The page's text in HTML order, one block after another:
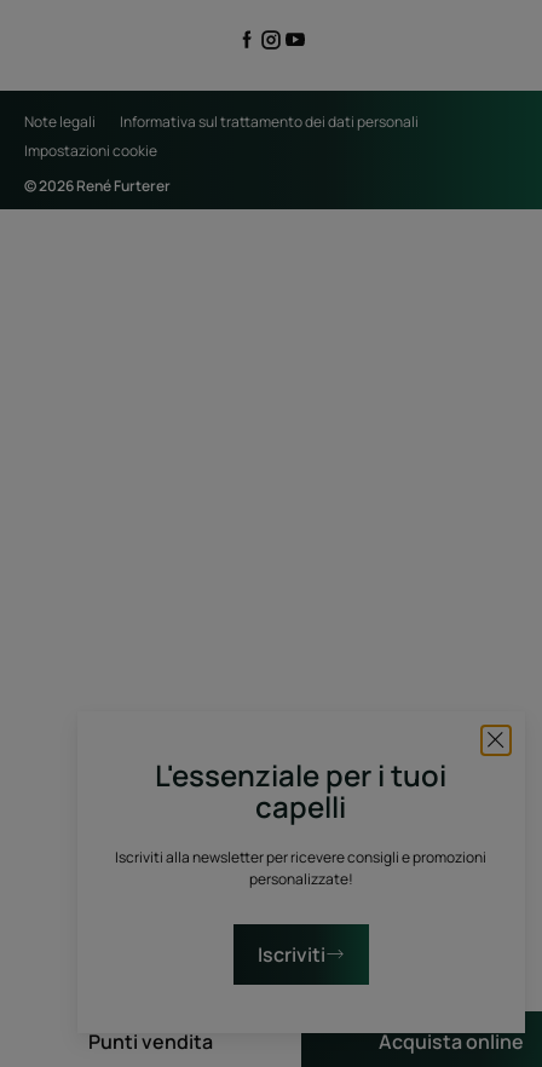
Punti vendita Acquista online
L'essenziale per i tuoi
capelli
Iscriviti alla newsletter per ricevere consigli e promozioni
personalizzate!
Iscriviti
Note legali
Informativa sul trattamento dei dati personali
Impostazioni cookie
© 2026 René Furterer